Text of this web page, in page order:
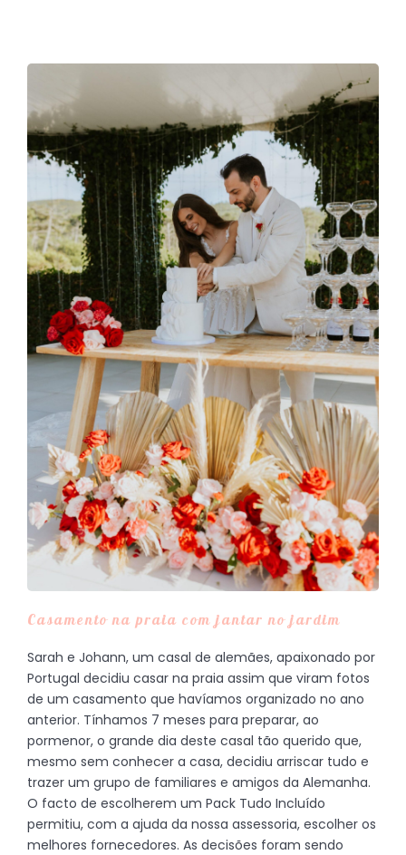
Casamento na praia com jantar no jardim
Sarah e Johann, um casal de alemães, apaixonado por
Portugal decidiu casar na praia assim que viram fotos
de um casamento que havíamos organizado no ano
anterior. Tínhamos 7 meses para preparar, ao
pormenor, o grande dia deste casal tão querido que,
mesmo sem conhecer a casa, decidiu arriscar tudo e
trazer um grupo de familiares e amigos da Alemanha.
O facto de escolherem um Pack Tudo Incluído
permitiu, com a ajuda da nossa assessoria, escolher os
melhores fornecedores. As decisões foram sendo